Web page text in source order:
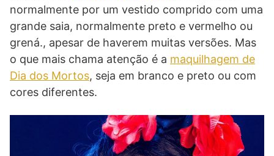
normalmente por um vestido comprido com uma
grande saia, normalmente preto e vermelho ou
grená., apesar de haverem muitas versões. Mas
o que mais chama atenção é a maquilhagem de
Dia dos Mortos, seja em branco e preto ou com
cores diferentes.